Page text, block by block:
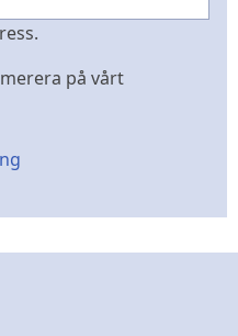
på vårt